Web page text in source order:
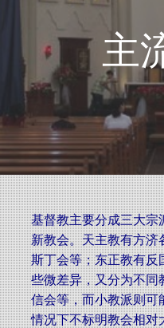
主
基督教主要分成三大宗
新教会。天主教有方济
斯丁会等；东正教有反
些微差异，又分为不同
信会等，而小教派则可
情况下不标明教会相对